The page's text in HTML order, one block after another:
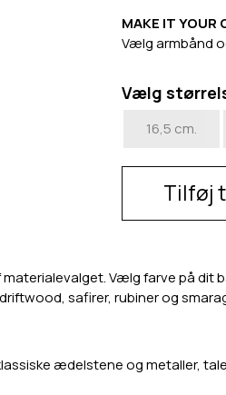
MAKE IT YOUR
Vælg armbånd
Vælg
16,5 cm.
Tilføj
Vælg farve på
safirer, rubiner og
ædelstene og metaller,